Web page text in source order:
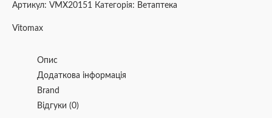
Артикул: VMX20151 Категорія: Ветаптека
Vitomax
Опис
Додаткова інформація
Brand
Відгуки (0)